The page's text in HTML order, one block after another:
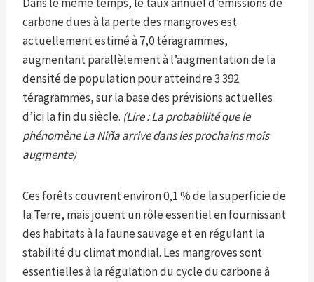
carbone dues à la perte des mangroves est
actuellement estimé à 7,0 téragrammes,
augmentant parallèlement à l’augmentation de la
densité de population pour atteindre 3 392
téragrammes, sur la base des prévisions actuelles
d’ici la fin du siècle. (Lire : La probabilité que le
phénomène La Niña arrive dans les prochains mois
augmente)
Ces forêts couvrent environ 0,1 % de la superficie de
la Terre, mais jouent un rôle essentiel en fournissant
des habitats à la faune sauvage et en régulant la
stabilité du climat mondial. Les mangroves sont
essentielles à la régulation du cycle du carbone à